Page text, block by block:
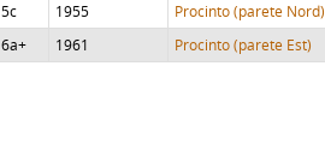
5c 1955 Procinto (parete Nord)
6a+ 1961 Procinto (parete Est)